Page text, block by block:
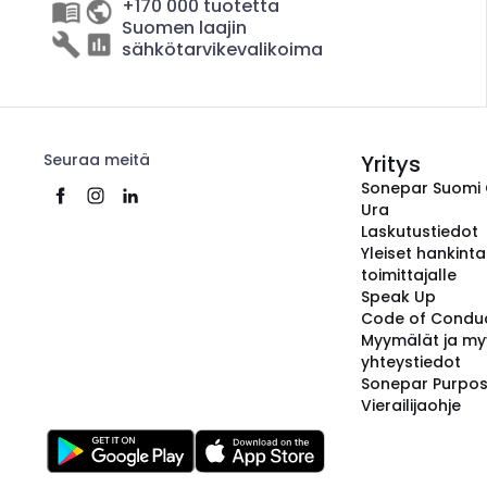
+170 000 tuotetta
Suomen laajin
sähkötarvikevalikoima
Seuraa meitä Yritys
Sonepar Suomi
Ura
Laskutustiedot
Yleiset
toimittajalle
Speak Up
Code of
Myymälät ja
yhteystiedot
Sonepar
Vierailijaohje